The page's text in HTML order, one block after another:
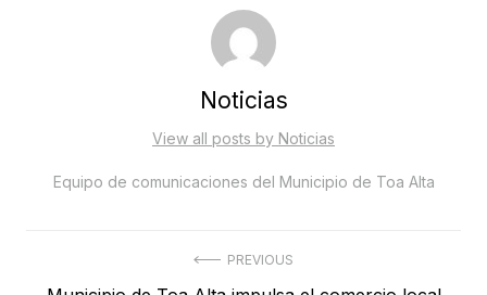
Noticias
View all posts by Noticias
Equipo de comunicaciones del Municipio de Toa Alta
PREVIOUS